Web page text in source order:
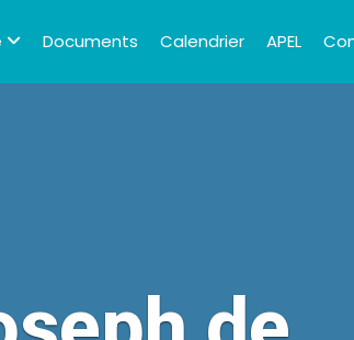
Documents Calendrier APEL